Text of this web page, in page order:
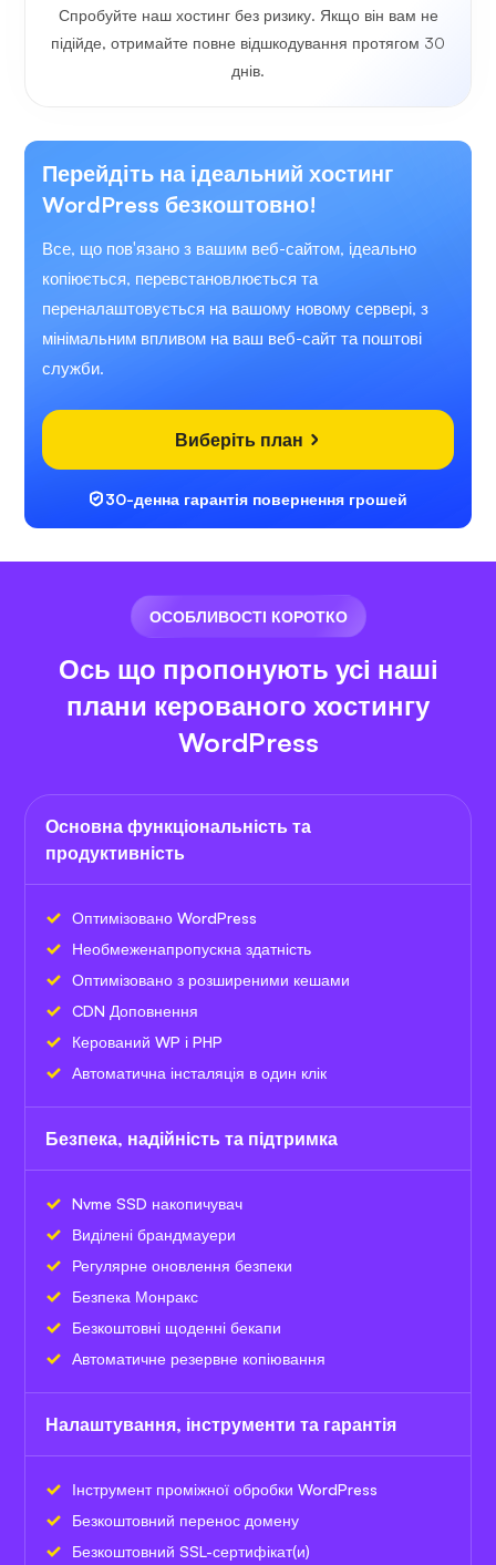
Спробуйте наш хостинг без ризику. Якщо він вам не
підійде, отримайте повне відшкодування протягом 30
днів.
Перейдіть на ідеальний хостинг
WordPress безкоштовно!
Все, що пов'язано з вашим веб-сайтом, ідеально
копіюється, перевстановлюється та
переналаштовується на вашому новому сервері, з
мінімальним впливом на ваш веб-сайт та поштові
служби.
Виберіть план
30-денна гарантія повернення грошей
ОСОБЛИВОСТІ КОРОТКО
Ось що пропонують усі наші
плани керованого хостингу
WordPress
Основна функціональність та
продуктивність
Оптимізовано WordPress
Необмеженапропускна здатність
Оптимізовано з розширеними кешами
CDN Доповнення
Керований WP і PHP
Автоматична інсталяція в один клік
Безпека, надійність та підтримка
Nvme SSD накопичувач
Виділені брандмауери
Регулярне оновлення безпеки
Безпека Монракс
Безкоштовні щоденні бекапи
Автоматичне резервне копіювання
Налаштування, інструменти та гарантія
Інструмент проміжної обробки WordPress
Безкоштовний перенос домену
Безкоштовний SSL-сертифікат(и)